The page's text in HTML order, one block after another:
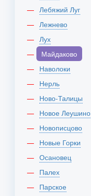
Лебяжий Луг
Лежнево
Лух
Майдаково
Наволоки
Нерль
Ново-Талицы
Новое Леушино
Новописцово
Новые Горки
Осановец
Палех
Парское